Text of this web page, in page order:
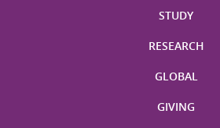
STUDY
RESEARCH
GLOBAL
GIVING